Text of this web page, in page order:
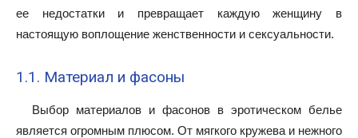
ее недостатки и превращает каждую женщину в
настоящую воплощение женственности и сексуальности.
1.1. Материал и фасоны
Выбор материалов и фасонов в эротическом белье
является огромным плюсом. От мягкого кружева и нежного